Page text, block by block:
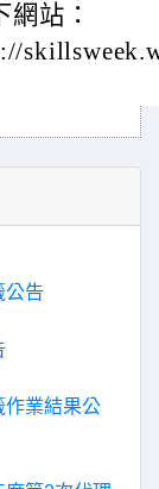
站：
公告
作業結果公